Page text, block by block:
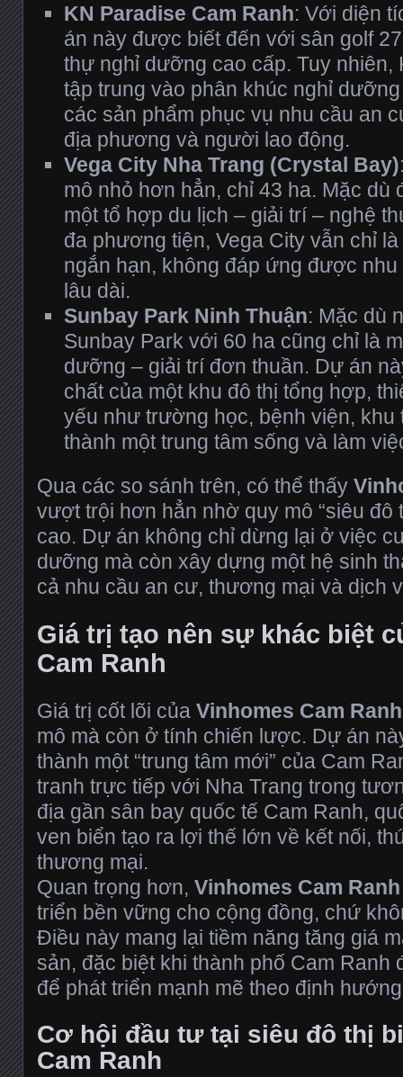
KN Paradise Cam Ranh: Với diện
án này được biết đến với sân golf
thự nghỉ dưỡng cao cấp. Tuy nhiên,
tập trung vào phân khúc nghỉ
các sản phẩm phục vụ nhu cầu an
địa phương và người lao động.
Vega City Nha Trang (Crystal Bay)
mô nhỏ hơn hẳn, chỉ 43 ha. Mặc
một tổ hợp du lịch – giải trí – nghệ
đa phương tiện, Vega City vẫn chỉ
ngắn hạn, không đáp ứng được
lâu dài.
Sunbay Park Ninh Thuận: Mặc dù
Sunbay Park với 60 ha cũng chỉ là
dưỡng – giải trí đơn thuần. Dự án
chất của một khu đô thị tổng hợp,
yếu như trường học, bệnh viện,
thành một trung tâm sống và làm
Qua các so sánh trên, có thể thấy
vượt trội hơn hẳn nhờ quy mô “siêu đô
cao. Dự án không chỉ dừng lại ở việc
dưỡng mà còn xây dựng một hệ sinh
cả nhu cầu an cư, thương mại và dịch
Giá trị tạo nên sự khác biệt
Cam Ranh
Giá trị cốt lõi của Vinhomes Cam Ranh
mô mà còn ở tính chiến lược. Dự án
thành một “trung tâm mới” của Cam
tranh trực tiếp với Nha Trang trong
địa gần sân bay quốc tế Cam Ranh,
ven biển tạo ra lợi thế lớn về kết nối,
thương mại.
Quan trọng hơn, Vinhomes Cam Ranh
triển bền vững cho cộng đồng, chứ
Điều này mang lại tiềm năng tăng giá
sản, đặc biệt khi thành phố Cam Ranh
để phát triển mạnh mẽ theo định
Cơ hội đầu tư tại siêu đô thị
Cam Ranh